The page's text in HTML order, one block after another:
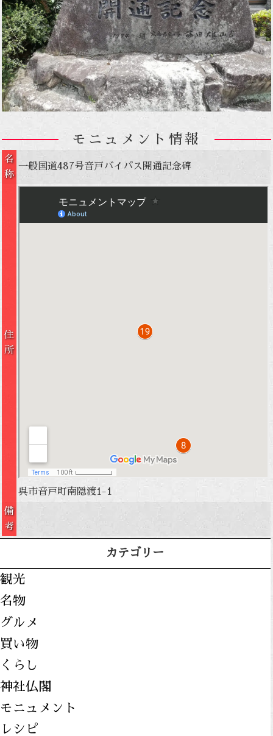
モニュメント情報
名
称
一般国道487号音戸バイパス開通記念碑
住
所
呉市音戸町南隠渡1-1
備
考
カテゴリー
観光
名物
グルメ
買い物
くらし
神社仏閣
モニュメント
レシピ